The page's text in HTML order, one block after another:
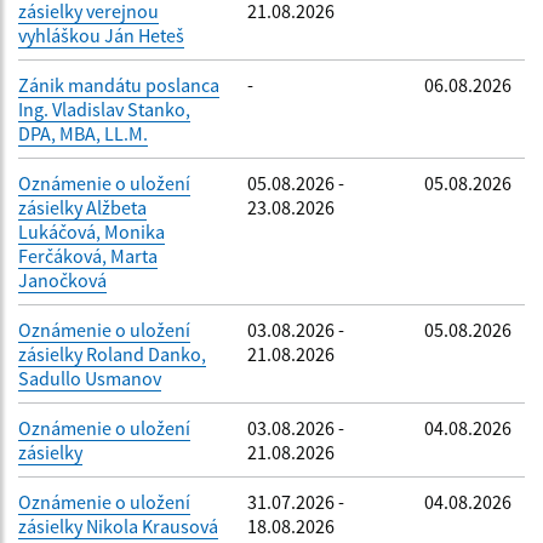
zásielky verejnou
vyhláškou Ján Heteš
21.08.2026
Zánik mandátu poslanca
Ing. Vladislav Stanko,
DPA, MBA, LL.M.
- 06.08.2026
Oznámenie o uložení
zásielky Alžbeta
Lukáčová, Monika
Ferčáková, Marta
Janočková
05.08.2026 -
23.08.2026
05.08.2026
Oznámenie o uložení
zásielky Roland Danko,
Sadullo Usmanov
03.08.2026 -
21.08.2026
05.08.2026
Oznámenie o uložení
zásielky
03.08.2026 -
21.08.2026
04.08.2026
Oznámenie o uložení
zásielky Nikola Krausová
31.07.2026 -
18.08.2026
04.08.2026